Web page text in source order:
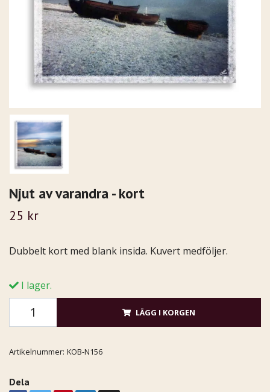
Njut av varandra - kort
25 kr
Dubbelt kort med blank insida. Kuvert medföljer.
I lager.
LÄGG I KORGEN
Artikelnummer: KOB-N156
Dela